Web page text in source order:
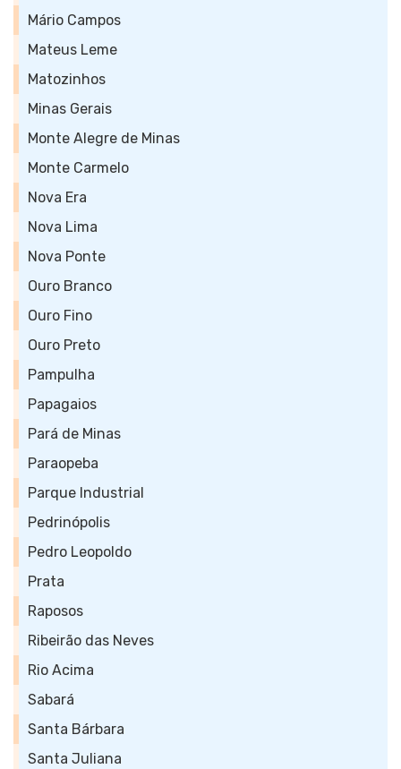
Mário Campos
Mateus Leme
Matozinhos
Minas Gerais
Monte Alegre de Minas
Monte Carmelo
Nova Era
Nova Lima
Nova Ponte
Ouro Branco
Ouro Fino
Ouro Preto
Pampulha
Papagaios
Pará de Minas
Paraopeba
Parque Industrial
Pedrinópolis
Pedro Leopoldo
Prata
Raposos
Ribeirão das Neves
Rio Acima
Sabará
Santa Bárbara
Santa Juliana